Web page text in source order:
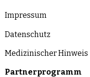
Impressum
Datenschutz
Medizinischer Hinweis
Partnerprogramm